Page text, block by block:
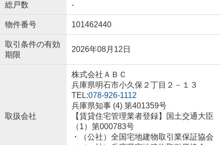
総戸数 -
物件番号 101462440
取引条件の有効
期限
2026年08月12日
取扱会社
株式会社ＡＢＣ
兵庫県明石市小久保２丁目２－１３
TEL:078-926-1112
兵庫県知事 (4) 第401359号
【賃貸住宅管理業者登録】国土交通大臣
（1）第000783号
・（公社）全国宅地建物取引業保証協会